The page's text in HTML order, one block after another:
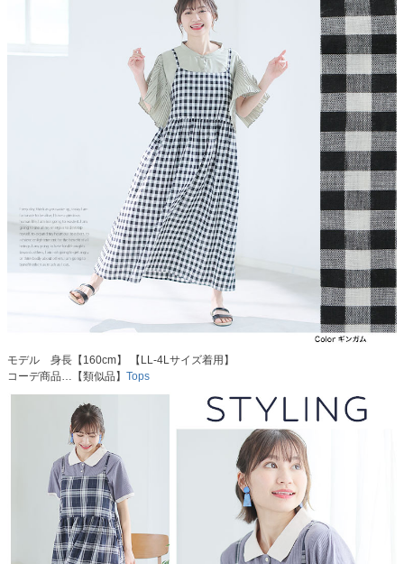
モデル 身長【160cm】 【LL-4Lサイズ着用】
コーデ商品…【類似品】 Tops